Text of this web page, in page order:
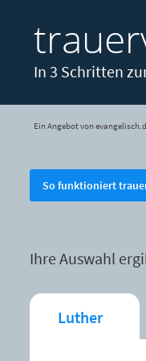
In 3 Schritten
Ein Angebot von
So funktioniert
Ihre Auswahl
Luther